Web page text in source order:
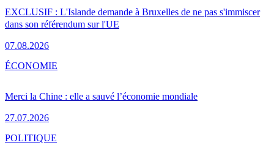
EXCLUSIF : L'Islande demande à Bruxelles de ne pas s'immiscer
dans son référendum sur l'UE
07.08.2026
Merci la Chine : elle a sauvé l’économie mondiale
27.07.2026
ÉCONOMIE
POLITIQUE